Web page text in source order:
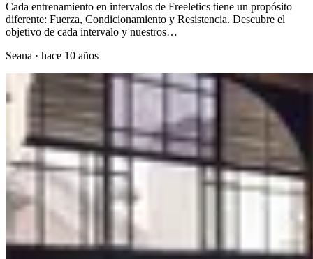
Cada entrenamiento en intervalos de Freeletics tiene un propósito
diferente: Fuerza, Condicionamiento y Resistencia. Descubre el
objetivo de cada intervalo y nuestros…
Seana · hace 10 años